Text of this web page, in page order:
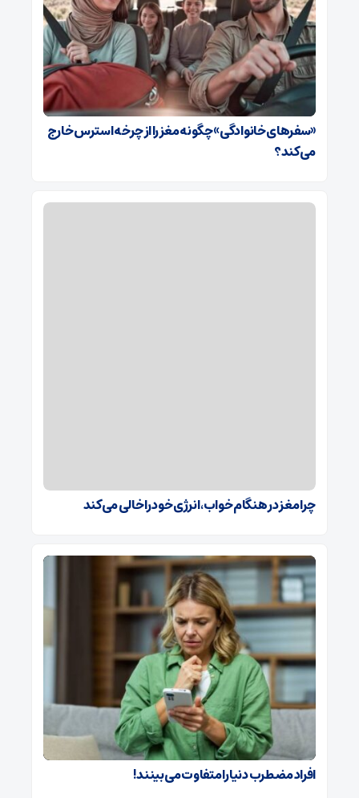
«سفرهای خانوادگی» چگونه مغز را از چرخه استرس خارج
می‌کند؟
چرا مغز در هنگام خواب، انرژی خود را خالی می‌کند
افراد مضطرب دنیا را متفاوت می بینند!